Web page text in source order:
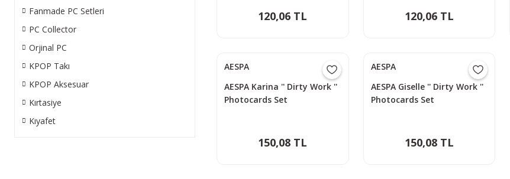
Fanmade PC Setleri
PC Collector
Orjinal PC
KPOP Takı
KPOP Aksesuar
Kırtasiye
Kıyafet
120,06 TL 120,06 TL
AESPA
AESPA Karina '' Dirty Work ''
Photocards Set
150,08 TL
AESPA
AESPA Giselle '' Dirty Work ''
Photocards Set
150,08 TL